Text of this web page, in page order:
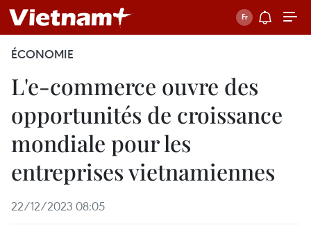
ÉCONOMIE
L'e-commerce ouvre des
opportunités de croissance
mondiale pour les
entreprises vietnamiennes
22/12/2023 08:05